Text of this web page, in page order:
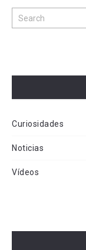
Curiosidades
Noticias
Vídeos